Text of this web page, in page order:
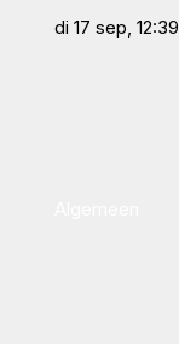
di 17 sep, 12:39